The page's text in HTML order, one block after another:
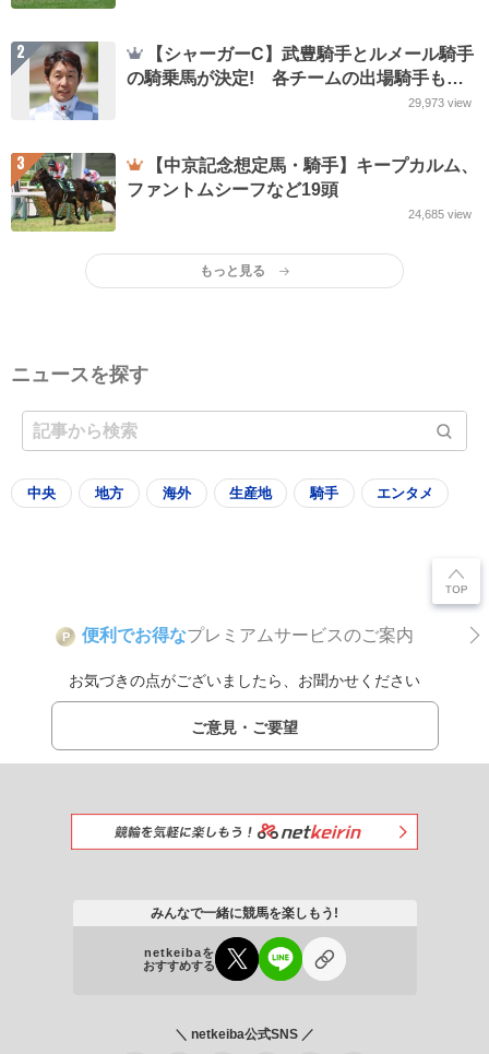
2
【シャーガーC】武豊騎手とルメール騎手
の騎乗馬が決定! 各チームの出場騎手も
29,973 view
3
【中京記念想定馬・騎手】キープカルム、
ファントムシーフなど19頭
24,685 view
もっと見る
ニュースを探す
中央 地方 海外 生産地 騎手 エンタメ
P 便利でお得なプレミアムサービスのご案内
お気づきの点がございましたら、お聞かせください
ご意見・ご要望
みんなで一緒に競馬を楽しもう!
netkeibaを
おすすめする
＼ netkeiba公式SNS ／